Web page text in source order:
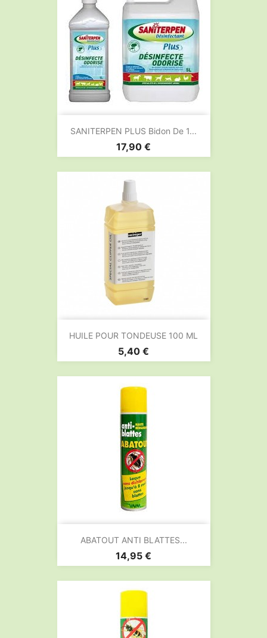
SANITERPEN PLUS Bidon De 1...
Prix
17,90 €
HUILE POUR TONDEUSE 100 ML
Prix
5,40 €
ABATOUT ANTI BLATTES...
Prix
14,95 €